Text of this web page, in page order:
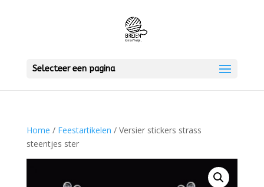
Selecteer een pagina
Home / Feestartikelen / Versier stickers strass
steentjes ster